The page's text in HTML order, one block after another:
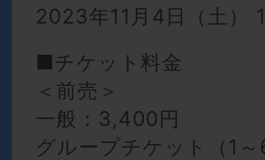
2023年11月4日（土）
■チケット料金
＜前売＞
一般：3,400円
グループチケット（1